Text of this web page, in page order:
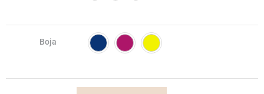
Boja